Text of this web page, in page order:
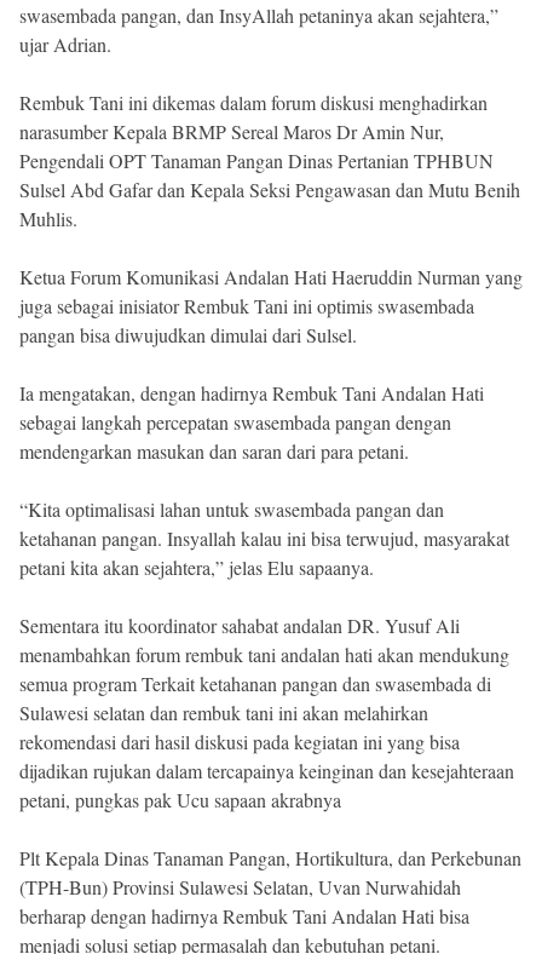
swasembada pangan, dan InsyAllah petaninya akan sejahtera,”
ujar Adrian.
Rembuk Tani ini dikemas dalam forum diskusi menghadirkan
narasumber Kepala BRMP Sereal Maros Dr Amin Nur,
Pengendali OPT Tanaman Pangan Dinas Pertanian TPHBUN
Sulsel Abd Gafar dan Kepala Seksi Pengawasan dan Mutu Benih
Muhlis.
Ketua Forum Komunikasi Andalan Hati Haeruddin Nurman yang
juga sebagai inisiator Rembuk Tani ini optimis swasembada
pangan bisa diwujudkan dimulai dari Sulsel.
Ia mengatakan, dengan hadirnya Rembuk Tani Andalan Hati
sebagai langkah percepatan swasembada pangan dengan
mendengarkan masukan dan saran dari para petani.
“Kita optimalisasi lahan untuk swasembada pangan dan
ketahanan pangan. Insyallah kalau ini bisa terwujud, masyarakat
petani kita akan sejahtera,” jelas Elu sapaanya.
Sementara itu koordinator sahabat andalan DR. Yusuf Ali
menambahkan forum rembuk tani andalan hati akan mendukung
semua program Terkait ketahanan pangan dan swasembada di
Sulawesi selatan dan rembuk tani ini akan melahirkan
rekomendasi dari hasil diskusi pada kegiatan ini yang bisa
dijadikan rujukan dalam tercapainya keinginan dan kesejahteraan
petani, pungkas pak Ucu sapaan akrabnya
Plt Kepala Dinas Tanaman Pangan, Hortikultura, dan Perkebunan
(TPH-Bun) Provinsi Sulawesi Selatan, Uvan Nurwahidah
berharap dengan hadirnya Rembuk Tani Andalan Hati bisa
menjadi solusi setiap permasalah dan kebutuhan petani.